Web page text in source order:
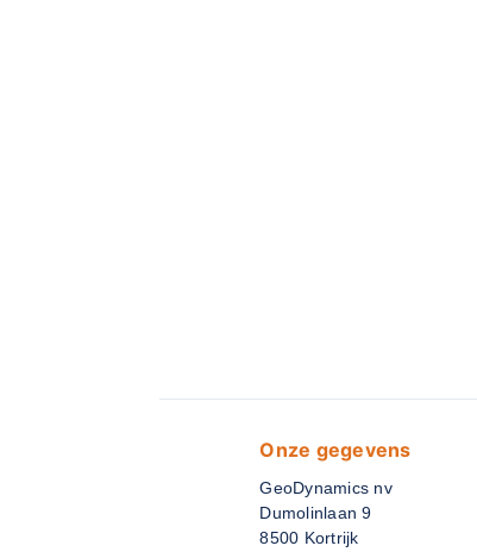
Onze gegevens
GeoDynamics nv
Dumolinlaan 9
8500 Kortrijk